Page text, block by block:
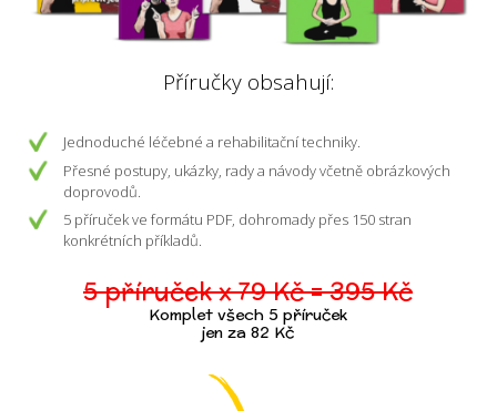
Příručky obsahují:
Jednoduché léčebné a rehabilitační techniky.
Přesné postupy, ukázky, rady a návody včetně obrázkových
doprovodů.
5 příruček ve formátu PDF, dohromady přes 150 stran
konkrétních příkladů.
5 příruček x 79 Kč = 395 Kč
Komplet všech 5 příruček
jen za 82 Kč